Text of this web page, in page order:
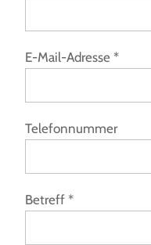
E-Mail-Adresse *
Telefonnummer
Betreff *